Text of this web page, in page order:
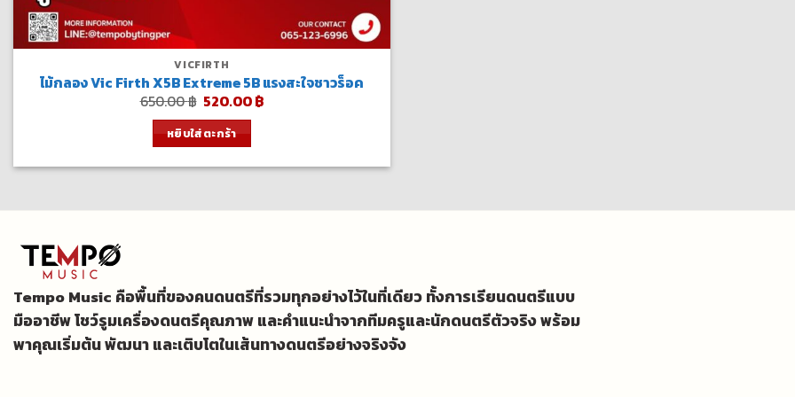
VICFIRTH
ไม้กลอง Vic Firth X5B Extreme 5B แรงสะใจชาวร็อค
650.00฿ Original
was:
650.00 ฿.
520.00฿Current
หยิบใส่ตะกร้า
Tempo Music คือพื้นที่ของคนดนตรีที่รวมทุกอย่างไว้ในที่เดียว ทั้งการเรียนดนตรีแบบ
มืออาชีพ โชว์รูมเครื่องดนตรีคุณภาพ และคำแนะนำจากทีมครูและนักดนตรีตัวจริง พร้อม
พาคุณเริ่มต้น พัฒนา และเติบโตในเส้นทางดนตรีอย่างจริงจัง